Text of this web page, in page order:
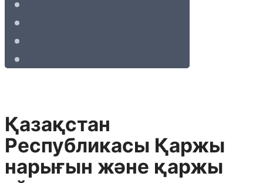
Қазақстан
Республикасы Қаржы
нарығын және қаржы